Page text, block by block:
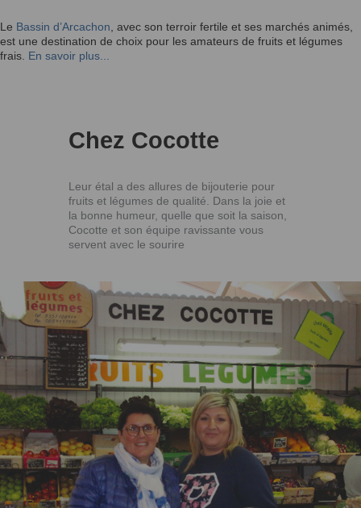
Le Bassin d’Arcachon , avec son terroir fertile et ses marchés animés,
est une destination de choix pour les amateurs de fruits et légumes
frais. En savoir plus...
Chez Cocotte
Leur étal a des allures de bijouterie pour
fruits et légumes de qualité. Dans la joie et
la bonne humeur, quelle que soit la saison,
Cocotte et son équipe ravissante vous
servent avec le sourire